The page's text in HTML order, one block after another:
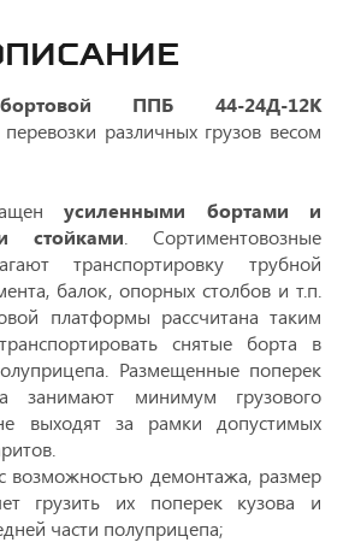
ППБ 44-24Д-12К
различных грузов весом
усиленными бортами и
стойками. Сортиментовозные
транспортировку трубной
балок, опорных столбов и т.п.
платформы рассчитана таким
снятые борта в
Размещенные поперек
занимают минимум грузового
выходят за рамки допустимых
возможностью демонтажа, размер
грузить их поперек кузова и
части полуприцепа;